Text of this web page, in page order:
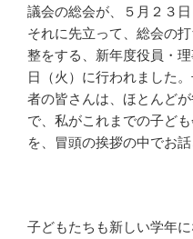
議会の総会が、５月２３
それに先立って、総会の
整をする、新年度役員・
日（火）に行われました
者の皆さんは、ほとんど
で、私がこれまでの子ど
を、冒頭の挨拶の中でお
子どもたちも新しい学年